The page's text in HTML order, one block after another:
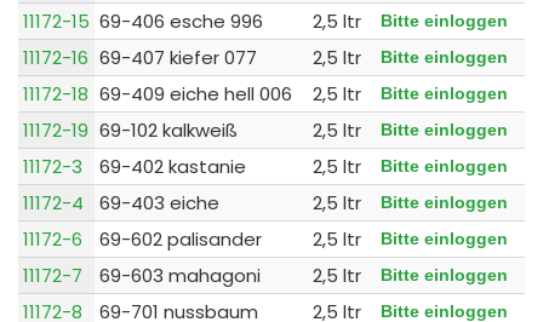
11172-15 69-406 esche 996 2,5 ltr Bitte einloggen
11172-16 69-407 kiefer 077 2,5 ltr Bitte einloggen
11172-18 69-409 eiche hell 006 2,5 ltr Bitte einloggen
11172-19 69-102 kalkweiß 2,5 ltr Bitte einloggen
11172-3 69-402 kastanie 2,5 ltr Bitte einloggen
11172-4 69-403 eiche 2,5 ltr Bitte einloggen
11172-6 69-602 palisander 2,5 ltr Bitte einloggen
11172-7 69-603 mahagoni 2,5 ltr Bitte einloggen
11172-8 69-701 nussbaum 2,5 ltr Bitte einloggen